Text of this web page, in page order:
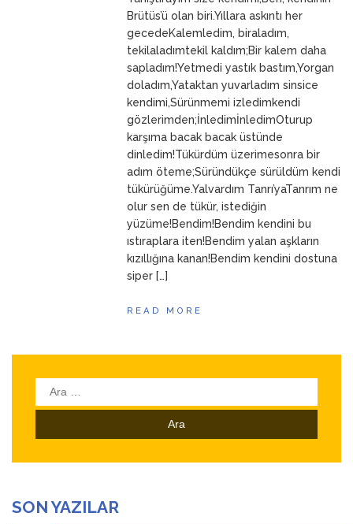
ANNEMBrütüs’ü olan biri.Yıllara askıntı her
gecedeKalemledim, biraladım,
tekilaladımtekil kaldım;Bir kalem daha
sapladım!Yetmedi yastık bastım,Yorgan
doladım,Yataktan yuvarladım sinsice
kendimi,Sürünmemi izledimkendi
gözlerimden;İnledimİnledimOturup
karşıma bacak bacak üstünde
dinledim!Tükürdüm üzerimesonra bir
adım öteme;Süründükçe sürüldüm kendi
tükürüğüme.Yalvardım Tanrı’yaTanrım ne
olur sen de tükür, istediğin
yüzüme!Bendim!Bendim kendini bu
ıstıraplara iten!Bendim yalan aşkların
kızıllığına kanan!Bendim kendini dostuna
siper […]
READ MORE
Arama:
SON YAZILAR